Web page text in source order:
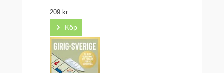
209 kr
Köp